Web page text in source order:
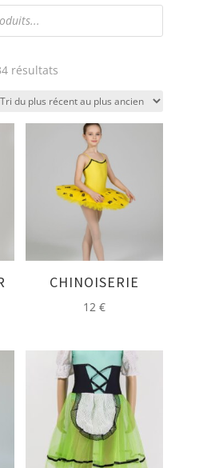
résultatsTrié
plus
récent
plus
ancien
CHINOISERIE
12€